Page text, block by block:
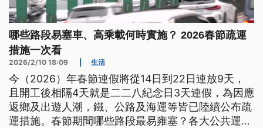
哪些路段易塞車、高乘載何時實施？ 2026春節疏運
措施一次看
2026/2/10 18:09 生活
今（2026）年春節連假將從14日到22日連放9天，
且開工後相隔4天就是二二八紀念日3天連假，為因應
返鄉及出遊人潮，鐵、公路及海運等皆已陸續公布疏
運措施。春節期間哪些路段最易雍塞？各大公共運輸